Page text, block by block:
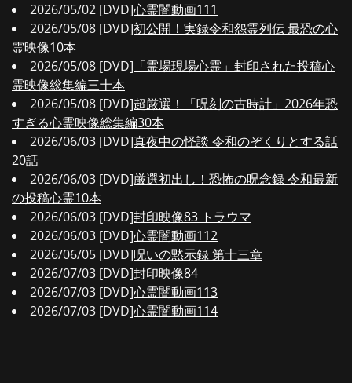
2026/05/02 [DVD]心霊闇動画111
2026/05/08 [DVD]初公開！実録令和怨霊列伝 最恐の心
霊映像10本
2026/05/08 [DVD] 「霊場現場心霊」封印された投稿心
霊映像総集編三十本
2026/05/08 [DVD]超厳選！「呪刻の古時計」2026年恐
すぎる心霊映像総集編30本
2026/06/03 [DVD]真夜中の怪談 令和のぞくりとする話
20話
2026/06/03 [DVD]厳選初出し！恐怖の呪念録 令和最新
の投稿心霊10本
2026/06/03 [DVD]封印映像83 トラウマ
2026/06/03 [DVD]心霊闇動画112
2026/06/05 [DVD]呪いの黙示録 第十三章
2026/07/03 [DVD]封印映像84
2026/07/03 [DVD]心霊闇動画113
2026/07/03 [DVD]心霊闇動画114